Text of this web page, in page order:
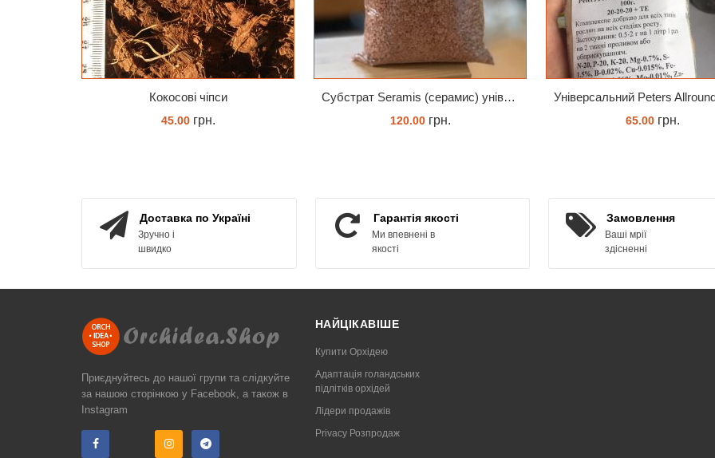
Кокосові чіпси
45.00грн.
Субстрат Seramis (серамис) універсальний - гранульована глина стандартного разміра для всіх рослин 1 л
120.00грн. 65.00грн.
Доставка по Україні
Зручно і
швидко
Гарантія якості
Ми впевнені в
якості
Замовлення
Ваші мрії
здісненні
Приєднуйтесь до нашої групи та слідкуйте
за нашою сторінкою у Facebook, а також в
Instagram
НАЙЦІКАВІШЕ
Купити Орхідею
Адаптація голандських
підлітків орхідей
Лідери продажів
Privacy Розпродаж